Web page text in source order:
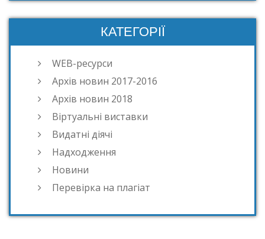
КАТЕГОРІЇ
WEB-ресурси
Архів новин 2017-2016
Архів новин 2018
Віртуальні виставки
Видатні діячі
Надходження
Новини
Перевірка на плагіат